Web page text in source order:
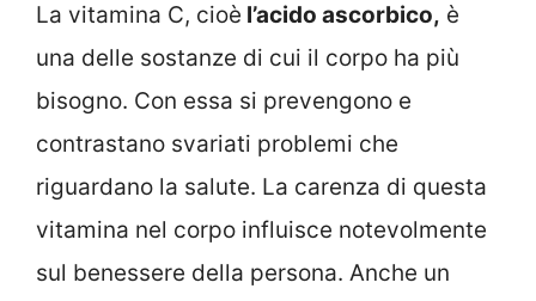
La vitamina C, cioè l’acido ascorbico, è
una delle sostanze di cui il corpo ha più
bisogno. Con essa si prevengono e
contrastano svariati problemi che
riguardano la salute. La carenza di questa
vitamina nel corpo influisce notevolmente
sul benessere della persona. Anche un